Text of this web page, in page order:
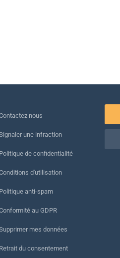
nous
une infraction
Politique de confidentialité
d'utilisation
Politique anti-spam
au GDPR
mes données
Retrait du consentement